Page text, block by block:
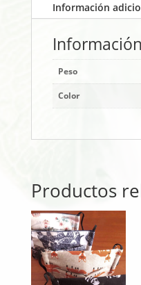
Información
Peso
Color
Productos